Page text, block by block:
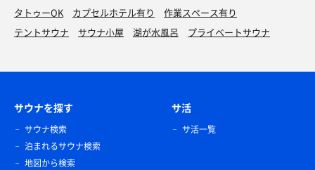
タトゥーOK
カプセルホテル有り
作業スペース有り
テントサウナ
サウナ小屋 湖が水風呂 プライベートサウナ
サウナを探す
サウナ検索
泊まれるサウナ検索
地図から検索
サ活
サ活一覧